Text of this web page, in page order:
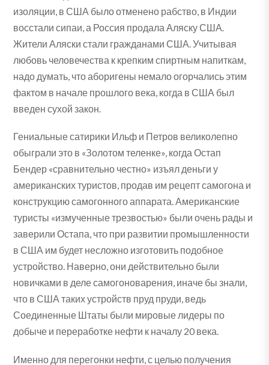
изоляции, в США было отменено рабство, в Индии
восстали сипаи, а Россия продала Аляску США.
Жители Аляски стали гражданами США. Учитывая
любовь человечества к крепким спиртным напиткам,
надо думать, что аборигены немало огорчались этим
фактом в начале прошлого века, когда в США был
введен сухой закон.
Гениальные сатирики Ильф и Петров великолепно
обыграли это в «Золотом теленке», когда Остап
Бендер «сравнительно честно» изъял деньги у
американских туристов, продав им рецепт самогона и
конструкцию самогонного аппарата. Американские
туристы «измученные трезвостью» были очень рады и
заверили Остапа, что при развитии промышленности
в США им будет несложно изготовить подобное
устройство. Наверно, они действительно были
новичками в деле самогоноварения, иначе бы знали,
что в США таких устройств пруд пруди, ведь
Соединенные Штаты были мировые лидеры по
добыче и переработке нефти к началу 20 века.
Именно для перегонки нефти, с целью получения